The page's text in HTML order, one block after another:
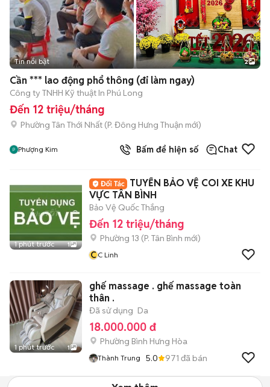
Tin nổi bật 2
Cần *** lao động phổ thông (đi làm ngay)
Công ty TNHH Kỹ thuật In Phú Long
Đến 12 triệu/tháng
Phường Tân Thới Nhất (P. Đông Hưng Thuận mới)
Phượng Kim Bấm để hiện số Chat
1 phút trước 1
TUYỂN BẢO VỆ COI XE KHU
VỰC TÂN BÌNH
Bảo Vệ Quốc Thắng
Đến 12 triệu/tháng
Phường 13 (P. Tân Bình mới)
CC Linh
1 phút trước 1
ghế massage . ghế massage toàn
thân .
Đã sử dụng Da
18.000.000 đ
Phường Bình Hưng Hòa
Thành Trung 5.0 971 đã bán